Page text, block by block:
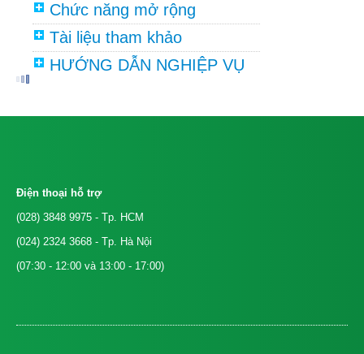
Chức năng mở rộng
Tài liệu tham khảo
HƯỚNG DẪN NGHIỆP VỤ
Điện thoại hỗ trợ
(028) 3848 9975 - Tp. HCM
(024) 2324 3668 - Tp. Hà Nội
(07:30 - 12:00 và 13:00 - 17:00)